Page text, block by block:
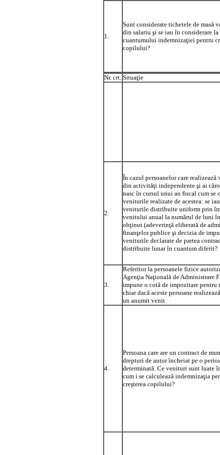
1.
Sunt considerate tichetele de masă
din salariu şi se iau în considerare
cuantumului indemnizaţiei pentru
copilului?
Nr. crt. Situaţie
2.
În cazul persoanelor care realizează
din activităţi independente şi ai
nasc în cursul unui an fiscal cum se
veniturile realizate de acestea: se
veniturile distribuite uniform prin
venitului anual la numărul de luni în
obţinut (adeverinţă eliberată de
finanţelor publice şi decizia de
veniturile declarate de partea
distribuite lunar în cuantum diferit?
3.
Referitor la persoanele fizice
Agenţia Naţională de Administrare
impune o cotă de impozitare pentru
chiar dacă aceste persoane
un anumit venit
4.
Persoana care are un contract de
drepturi de autor încheiat pe o
determinată. Ce venituri sunt luate
cum i se calculează indemnizaţia
creşterea copilului?